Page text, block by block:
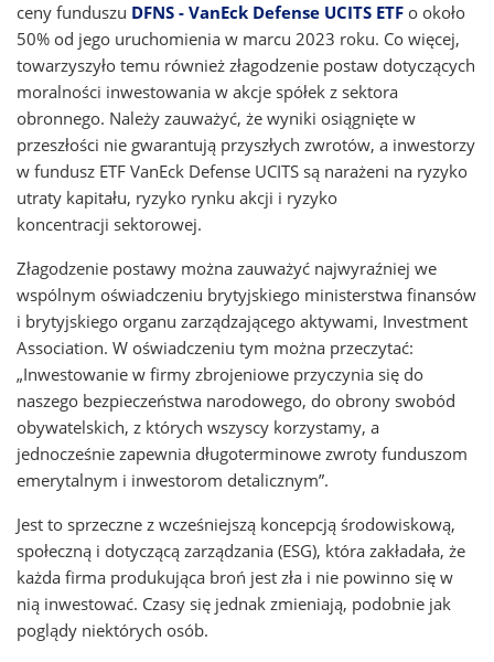
ceny funduszu DFNS - VanEck Defense UCITS ETF o około
50% od jego uruchomienia w marcu 2023 roku. Co więcej,
towarzyszyło temu również złagodzenie postaw dotyczących
moralności inwestowania w akcje spółek z sektora
obronnego. Należy zauważyć, że wyniki osiągnięte w
przeszłości nie gwarantują przyszłych zwrotów, a inwestorzy
w fundusz ETF VanEck Defense UCITS są narażeni na ryzyko
utraty kapitału, ryzyko rynku akcji i ryzyko
koncentracji sektorowej.
Złagodzenie postawy można zauważyć najwyraźniej we
wspólnym oświadczeniu brytyjskiego ministerstwa finansów
i brytyjskiego organu zarządzającego aktywami, Investment
Association. W oświadczeniu tym można przeczytać:
„Inwestowanie w firmy zbrojeniowe przyczynia się do
naszego bezpieczeństwa narodowego, do obrony swobód
obywatelskich, z których wszyscy korzystamy, a
jednocześnie zapewnia długoterminowe zwroty funduszom
emerytalnym i inwestorom detalicznym”.
Jest to sprzeczne z wcześniejszą koncepcją środowiskową,
społeczną i dotyczącą zarządzania (ESG), która zakładała, że
każda firma produkująca broń jest zła i nie powinno się w
nią inwestować. Czasy się jednak zmieniają, podobnie jak
poglądy niektórych osób.